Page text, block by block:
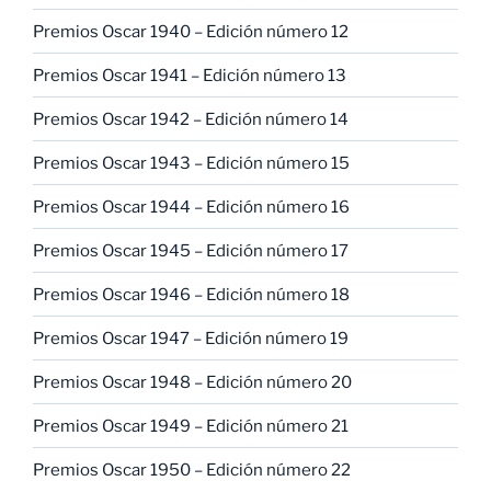
Premios Oscar 1940 – Edición número 12
Premios Oscar 1941 – Edición número 13
Premios Oscar 1942 – Edición número 14
Premios Oscar 1943 – Edición número 15
Premios Oscar 1944 – Edición número 16
Premios Oscar 1945 – Edición número 17
Premios Oscar 1946 – Edición número 18
Premios Oscar 1947 – Edición número 19
Premios Oscar 1948 – Edición número 20
Premios Oscar 1949 – Edición número 21
Premios Oscar 1950 – Edición número 22